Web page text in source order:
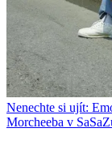
Nenechte si ujít:
Morcheeba v